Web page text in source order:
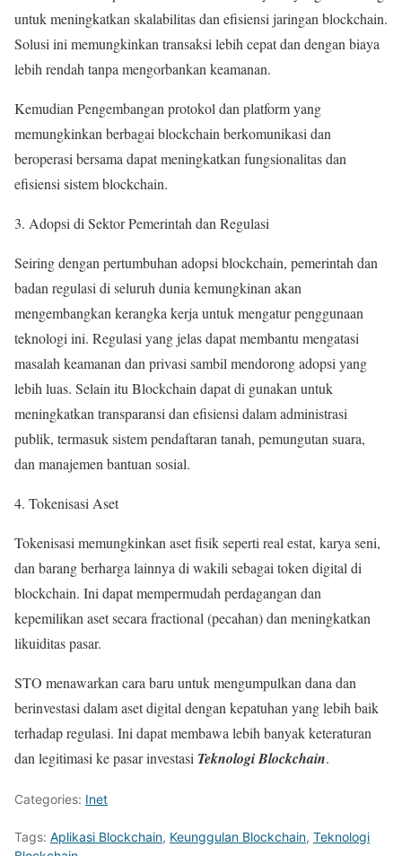
untuk meningkatkan skalabilitas dan efisiensi jaringan blockchain.
Solusi ini memungkinkan transaksi lebih cepat dan dengan biaya
lebih rendah tanpa mengorbankan keamanan.
Kemudian Pengembangan protokol dan platform yang
memungkinkan berbagai blockchain berkomunikasi dan
beroperasi bersama dapat meningkatkan fungsionalitas dan
efisiensi sistem blockchain.
3. Adopsi di Sektor Pemerintah dan Regulasi
Seiring dengan pertumbuhan adopsi blockchain, pemerintah dan
badan regulasi di seluruh dunia kemungkinan akan
mengembangkan kerangka kerja untuk mengatur penggunaan
teknologi ini. Regulasi yang jelas dapat membantu mengatasi
masalah keamanan dan privasi sambil mendorong adopsi yang
lebih luas. Selain itu Blockchain dapat di gunakan untuk
meningkatkan transparansi dan efisiensi dalam administrasi
publik, termasuk sistem pendaftaran tanah, pemungutan suara,
dan manajemen bantuan sosial.
4. Tokenisasi Aset
Tokenisasi memungkinkan aset fisik seperti real estat, karya seni,
dan barang berharga lainnya di wakili sebagai token digital di
blockchain. Ini dapat mempermudah perdagangan dan
kepemilikan aset secara fractional (pecahan) dan meningkatkan
likuiditas pasar.
STO menawarkan cara baru untuk mengumpulkan dana dan
berinvestasi dalam aset digital dengan kepatuhan yang lebih baik
terhadap regulasi. Ini dapat membawa lebih banyak keteraturan
dan legitimasi ke pasar investasi Teknologi Blockchain.
Categories: Inet
Tags: Aplikasi Blockchain, Keunggulan Blockchain, Teknologi